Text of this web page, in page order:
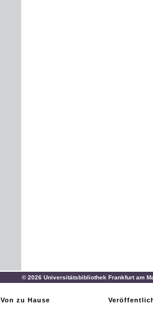
© 2026 Universitätsbibliothek Frankfurt am
Von zu Hause